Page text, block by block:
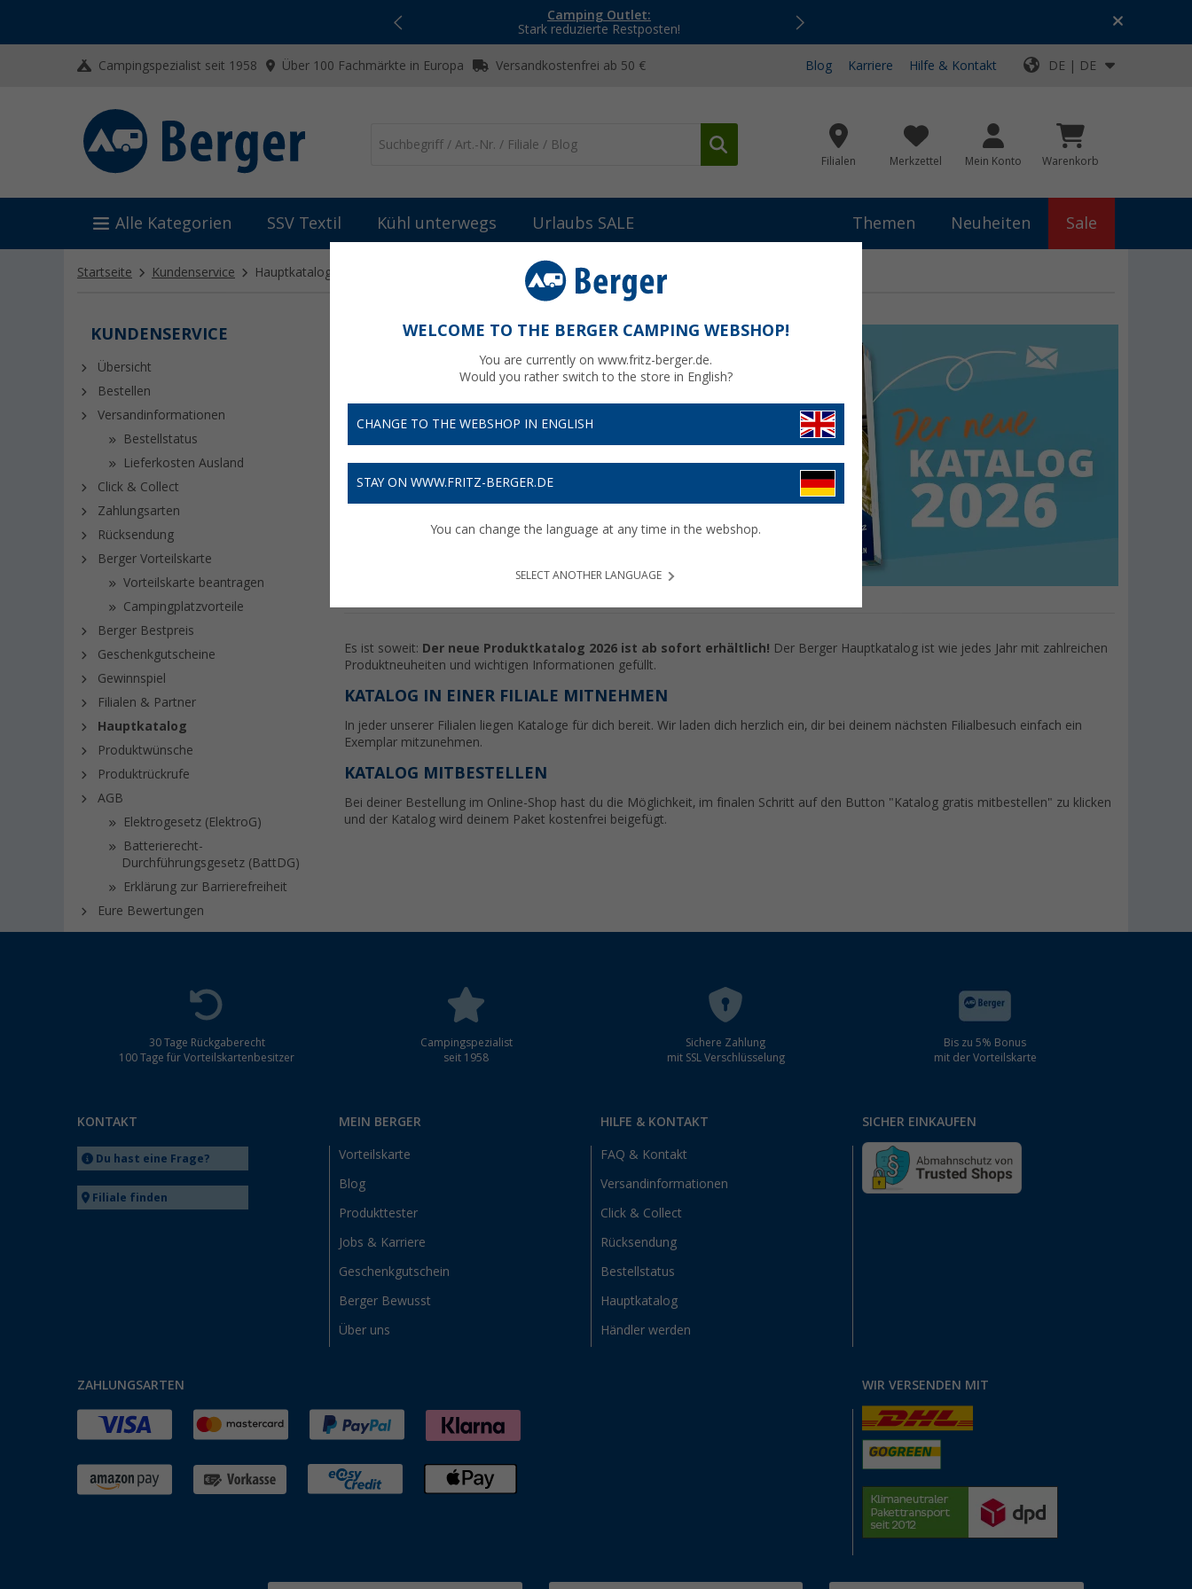
Camping Outlet:
Stark reduzierte Restposten!
Top-Deals für dein Abenteuer!
Campingspezialist seit 1958 Über 100 Fachmärkte in Europa Versandkostenfrei ab 50 € Blog Karriere Hilfe & Kontakt DE | DE
Filialen Merkzettel Mein Konto Warenkorb
Alle Kategorien SSV Textil Kühl unterwegs Urlaubs SALE Themen Neuheiten Sale
Startseite Kundenservice Hauptkatalog
KUNDENSERVICE
Übersicht
Bestellen
Versandinformationen
Bestellstatus
Lieferkosten Ausland
Click & Collect
Zahlungsarten
Rücksendung
Berger Vorteilskarte
Vorteilskarte beantragen
Campingplatzvorteile
Berger Bestpreis
Geschenkgutscheine
Gewinnspiel
Filialen & Partner
Hauptkatalog
Produktwünsche
Produktrückrufe
AGB
Elektrogesetz (ElektroG)
Batterierecht-
Durchführungsgesetz (BattDG)
Erklärung zur Barrierefreiheit
Eure Bewertungen
HAUPTKATALOG 2026
Entdecke zahlreiche Trends und Innovationen auf
mehr als 570 Seiten. Mit über 15.000 Artikeln zum
was das Camperherz begehrt - auch die aktuellen
Von Berger gibt es für Camper nur das Beste!
Es ist soweit: Der neue Produktkatalog 2026 ist ab sofort erhältlich! Der Berger Hauptkatalog ist wie jedes Jahr mit zahlreichen
Produktneuheiten und wichtigen Informationen gefüllt.
KATALOG IN EINER FILIALE MITNEHMEN
In jeder unserer Filialen liegen Kataloge für dich bereit. Wir laden dich herzlich ein, dir bei deinem nächsten Filialbesuch einfach ein
Exemplar mitzunehmen.
KATALOG MITBESTELLEN
Bei deiner Bestellung im Online-Shop hast du die Möglichkeit, im finalen Schritt auf den Button "Katalog gratis mitbestellen" zu klicken
und der Katalog wird deinem Paket kostenfrei beigefügt.
30 Tage Rückgaberecht
100 Tage für Vorteilskartenbesitzer
Campingspezialist
seit 1958
Sichere Zahlung
mit SSL Verschlüsselung
Bis zu 5% Bonus
mit der Vorteilskarte
KONTAKT
Du hast eine Frage?
Filiale finden
MEIN BERGER
Vorteilskarte
Blog
Produkttester
Jobs & Karriere
Geschenkgutschein
Berger Bewusst
Über uns
HILFE & KONTAKT
FAQ & Kontakt
Versandinformationen
Click & Collect
Rücksendung
Bestellstatus
Hauptkatalog
Händler werden
SICHER EINKAUFEN
ZAHLUNGSARTEN WIR VERSENDEN MIT
WELCOME TO THE BERGER CAMPING WEBSHOP!
You are currently on www.fritz-berger.de.
Would you rather switch to the store in English?
CHANGE TO THE WEBSHOP IN ENGLISH
STAY ON WWW.FRITZ-BERGER.DE
You can change the language at any time in the webshop.
SELECT ANOTHER LANGUAGE